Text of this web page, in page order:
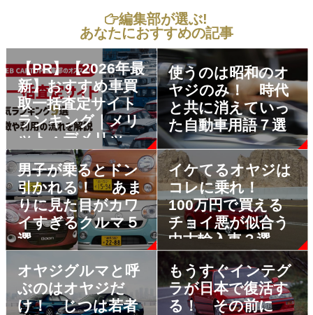
編集部が選ぶ!
あなたにおすすめの記事
【PR】【2026年最
新】おすすめ車買
取一括査定サイト
ランキング｜メリ
ット・デメリット
も解説
使うのは昭和のオ
ヤジのみ！ 時代
と共に消えていっ
た自動車用語７選
男子が乗るとドン
引かれる！ あま
りに見た目がカワ
イすぎるクルマ５
選
イケてるオヤジは
コレに乗れ！
100万円で買える
チョイ悪が似合う
中古輸入車３選
オヤジグルマと呼
ぶのはオヤジだ
け！ じつは若者
もうすぐインテグ
ラが日本で復活す
る！ その前に